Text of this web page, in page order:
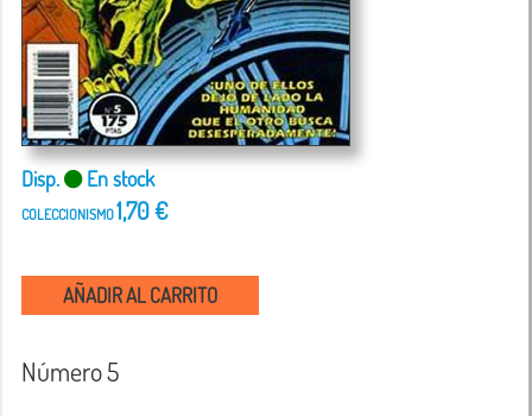
Disp. En stock
COLECCIONISMO1,70 €
AÑADIR AL CARRITO
Número 5